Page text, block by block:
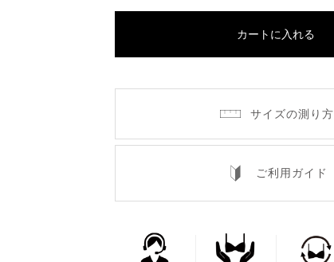
カートに入れる
サイズの測り方
ご利用ガイド